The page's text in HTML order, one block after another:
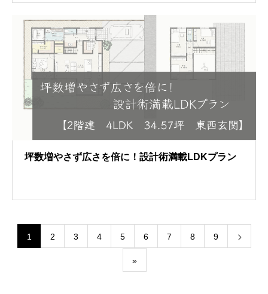
坪数増やさず広さを倍に！設計術満載LDKプラン
1 2 3 4 5 6 7 8 9
»